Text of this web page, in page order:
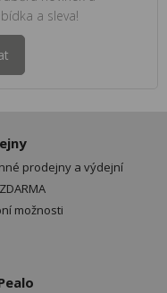
a sleva!
prodejny a výdejní
možnosti